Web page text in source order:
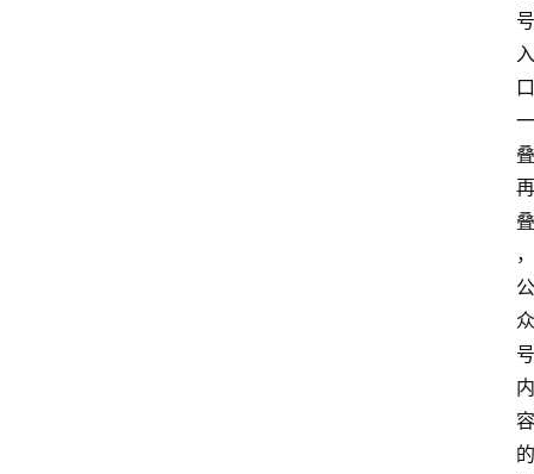
号
入
口
一
叠
再
叠
，
公
众
号
内
容
的